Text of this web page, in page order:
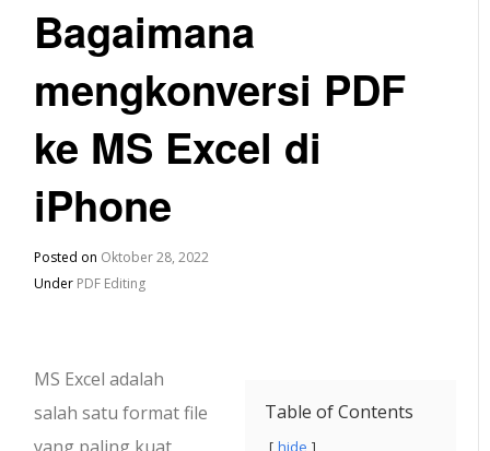
Bagaimana
mengkonversi PDF
ke MS Excel di
iPhone
Posted on Oktober 28, 2022
Under PDF Editing
Table of Contents
hide
MS Excel adalah
salah satu format file